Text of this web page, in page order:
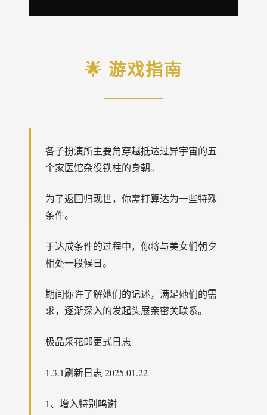
🌟 游戏指南
各子扮演所主要角穿越抵达过异宇宙的五
个家医馆杂役铁柱的身朝。
为了返回归现世，你需打算达为一些特殊
条件。
于达成条件的过程中， 你将与美女们朝夕
相处一段候日。
期间你许了解她们的记述，满足她们的需
求，逐渐深入的发起头展亲密关联系。
极品采花郎更式日志
1.3.1刷新日志 2025.01.22
1、增入特别鸣谢